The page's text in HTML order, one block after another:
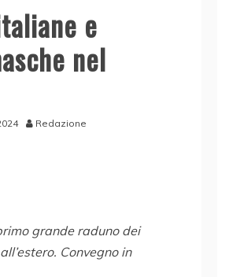
e
nel
Redazione
grande raduno dei
Convegno in